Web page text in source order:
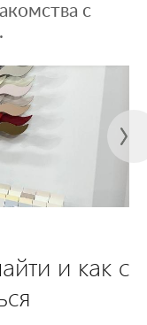
с
и как с